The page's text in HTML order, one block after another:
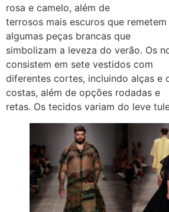
rosa e camelo, além de
terrosos mais escuros que
algumas peças brancas que
simbolizam a leveza do verão. Os
consistem em sete vestidos com
diferentes cortes, incluindo alças e
costas, além de opções rodadas e
retas. Os tecidos variam do leve